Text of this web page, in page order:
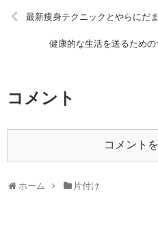
最新痩身テクニックとやらにだ
健康的な生活を送るための
コメント
コメント
ホーム 片付け